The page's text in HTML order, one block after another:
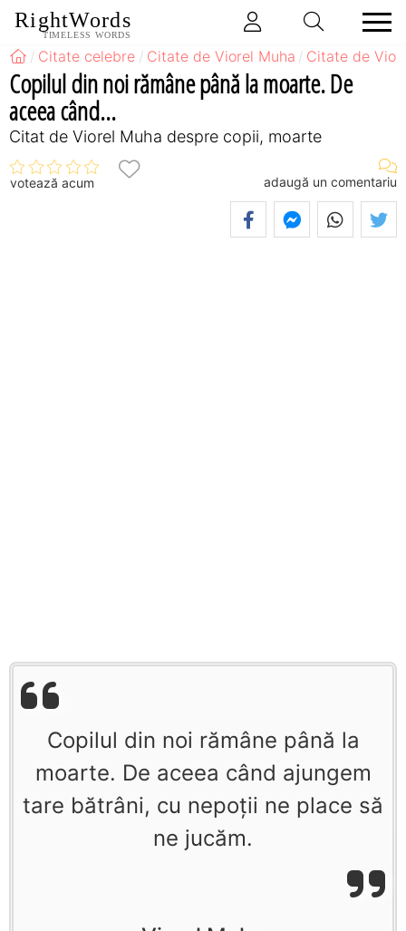
RightWords
TIMELESS WORDS
Citate celebre Citate de Viorel Muha Citate de
Copilul din noi rămâne până la moarte. De
aceea când...
Citat de Viorel Muha despre copii, moarte
votează acum adaugă un comentariu
Copilul din noi rămâne până la
moarte. De aceea când ajungem
tare bătrâni, cu nepoţii ne place să
ne jucăm.